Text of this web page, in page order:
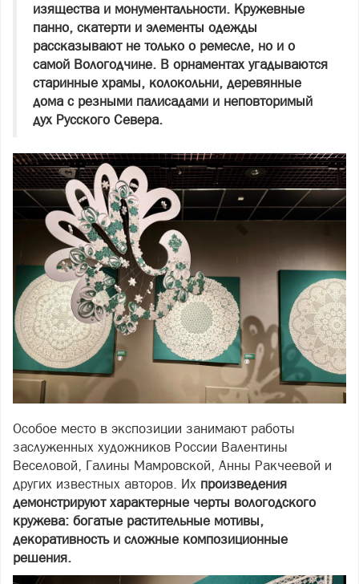
изящества и монументальности. Кружевные
панно, скатерти и элементы одежды
рассказывают не только о ремесле, но и о
самой Вологодчине. В орнаментах угадываются
старинные храмы, колокольни, деревянные
дома с резными палисадами и неповторимый
дух Русского Севера.
Особое место в экспозиции занимают работы
заслуженных художников России Валентины
Веселовой, Галины Мамровской, Анны Ракчеевой и
других известных авторов. Их произведения
демонстрируют характерные черты вологодского
кружева: богатые растительные мотивы,
декоративность и сложные композиционные
решения.